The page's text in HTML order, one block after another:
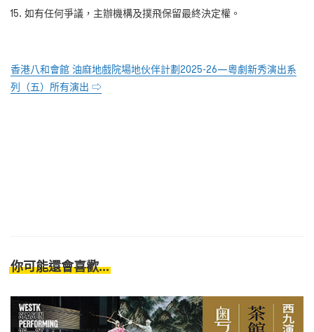
如有任何爭議，主辦機構及撲飛保留最終決定權。
香港八和會館 油麻地戲院場地伙伴計劃2025-26—粵劇新秀演出系
列（五）所有演出 ⇨
你可能還會喜歡...